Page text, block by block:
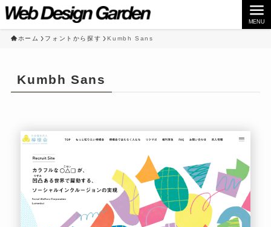
MENU
ホーム フォントから探す Kumbh Sans
Kumbh Sans